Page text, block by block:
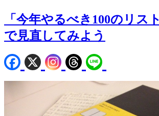
「今年やるべき100のリス
で見直してみよう